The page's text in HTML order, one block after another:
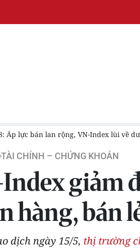
Áp lực bán lan rộng, VN-Index lùi về
TÀI CHÍNH – CHỨNG KHOÁN
giảm
hàng, bán
dịch ngày 15/5, thị trường